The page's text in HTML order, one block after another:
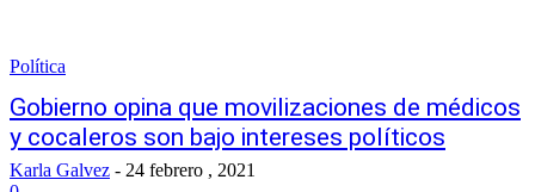
Política
Gobierno opina que movilizaciones de médicos
y cocaleros son bajo intereses políticos
Karla Galvez - 24 febrero , 2021